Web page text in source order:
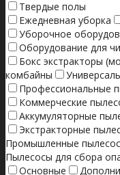
Твердые полы
Ежедневная уборка
Уборочное
Оборудование для
Бокс экстракторы
комбайны
Профессиональные
Коммерческие
Аккумуляторные
Экстракторные
Промышленные
Пылесосы для сбора
Основные